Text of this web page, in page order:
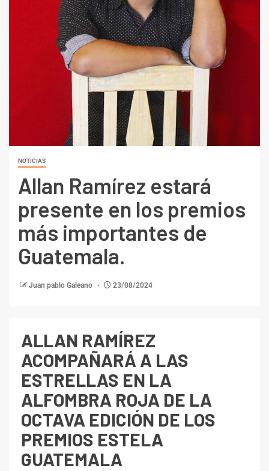
NOTICIAS
Allan Ramírez estará
presente en los premios
más importantes de
Guatemala.
Juan pablo Galeano 23/08/2024
ALLAN RAMÍREZ
ACOMPAÑARÁ A LAS
ESTRELLAS EN LA
ALFOMBRA ROJA DE LA
OCTAVA EDICIÓN DE LOS
PREMIOS ESTELA
GUATEMALA